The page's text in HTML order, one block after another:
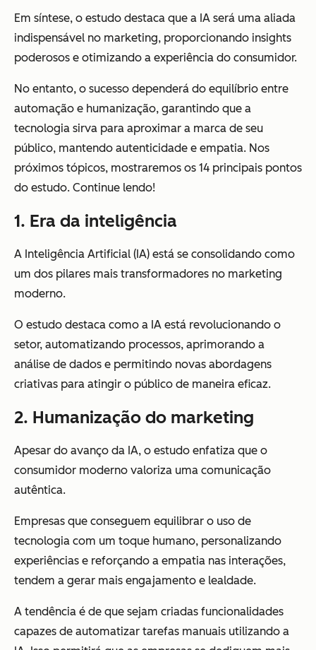
Em síntese, o estudo destaca que a IA será uma aliada
indispensável no marketing, proporcionando insights
poderosos e otimizando a experiência do consumidor.
No entanto, o sucesso dependerá do equilíbrio entre
automação e humanização, garantindo que a
tecnologia sirva para aproximar a marca de seu
público, mantendo autenticidade e empatia. Nos
próximos tópicos, mostraremos os 14 principais pontos
do estudo. Continue lendo!
1. Era da inteligência
A Inteligência Artificial (IA) está se consolidando como
um dos pilares mais transformadores no marketing
moderno.
O estudo destaca como a IA está revolucionando o
setor, automatizando processos, aprimorando a
análise de dados e permitindo novas abordagens
criativas para atingir o público de maneira eficaz.
2. Humanização do marketing
Apesar do avanço da IA, o estudo enfatiza que o
consumidor moderno valoriza uma comunicação
autêntica.
Empresas que conseguem equilibrar o uso de
tecnologia com um toque humano, personalizando
experiências e reforçando a empatia nas interações,
tendem a gerar mais engajamento e lealdade.
A tendência é de que sejam criadas funcionalidades
capazes de automatizar tarefas manuais utilizando a